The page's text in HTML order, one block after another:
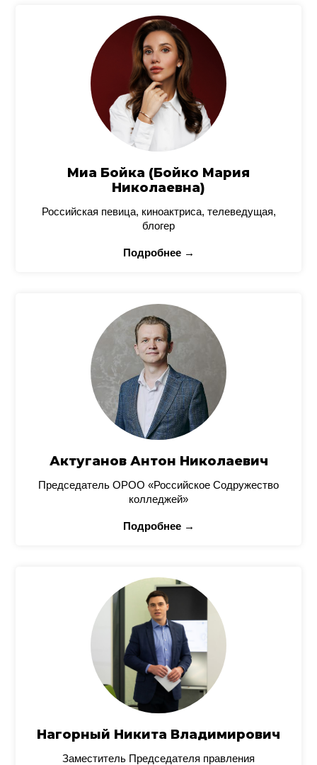
Миа Бойка (Бойко Мария
Николаевна)
Российская певица, киноактриса, телеведущая,
блогер
Подробнее →
Актуганов Антон Николаевич
Председатель ОРОО «Российское Содружество
колледжей»
Подробнее →
Нагорный Никита Владимирович
Заместитель Председателя правления